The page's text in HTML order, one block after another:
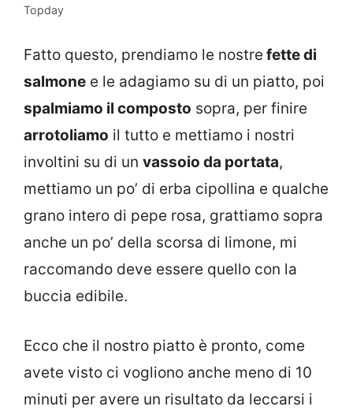
Topday
Fatto questo, prendiamo le nostre fette di
salmone e le adagiamo su di un piatto, poi
spalmiamo il composto sopra, per finire
arrotoliamo il tutto e mettiamo i nostri
involtini su di un vassoio da portata,
mettiamo un po’ di erba cipollina e qualche
grano intero di pepe rosa, grattiamo sopra
anche un po’ della scorsa di limone, mi
raccomando deve essere quello con la
buccia edibile.
Ecco che il nostro piatto è pronto, come
avete visto ci vogliono anche meno di 10
minuti per avere un risultato da leccarsi i